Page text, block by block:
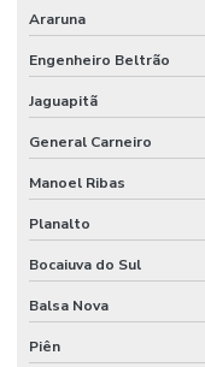
Araruna
Engenheiro Beltrão
Jaguapitã
General Carneiro
Manoel Ribas
Planalto
Bocaiuva do Sul
Balsa Nova
Piên